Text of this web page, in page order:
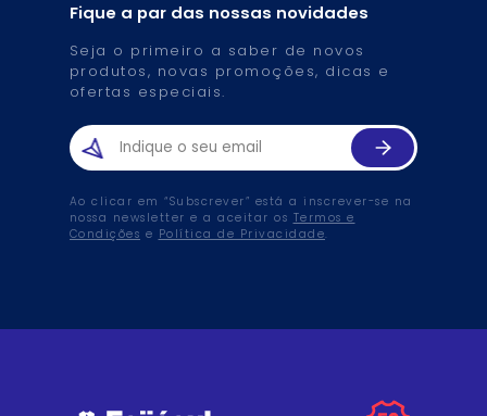
Fique a par das nossas novidades
Seja o primeiro a saber de novos
produtos, novas promoções, dicas e
ofertas especiais.
Ao clicar em “Subscrever” está a inscrever-se na
nossa newsletter e a aceitar os Termos e
Condições e Política de Privacidade.